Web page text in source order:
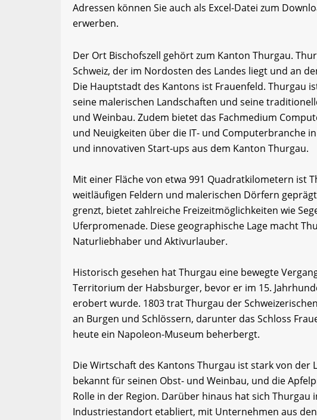
Adressen können Sie auch als Excel-Datei zum
erwerben.
Der Ort Bischofszell gehört zum Kanton Thurgau.
Schweiz, der im Nordosten des Landes liegt und an
Die Hauptstadt des Kantons ist Frauenfeld. Thurgau
seine malerischen Landschaften und seine
und Weinbau. Zudem bietet das Fachmedium
und Neuigkeiten über die IT- und Computerbranche
und innovativen Start-ups aus dem Kanton Thurgau.
Mit einer Fläche von etwa 991 Quadratkilometern ist
weitläufigen Feldern und malerischen Dörfern
grenzt, bietet zahlreiche Freizeitmöglichkeiten wie
Uferpromenade. Diese geographische Lage macht
Naturliebhaber und Aktivurlauber.
Historisch gesehen hat Thurgau eine bewegte
Territorium der Habsburger, bevor er im 15.
erobert wurde. 1803 trat Thurgau der
an Burgen und Schlössern, darunter das Schloss
heute ein Napoleon-Museum beherbergt.
Die Wirtschaft des Kantons Thurgau ist stark von
bekannt für seinen Obst- und Weinbau, und die
Rolle in der Region. Darüber hinaus hat sich Thurgau
Industriestandort etabliert, mit Unternehmen aus